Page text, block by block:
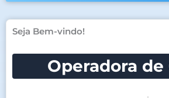
Seja Bem-vindo!
Operadora de